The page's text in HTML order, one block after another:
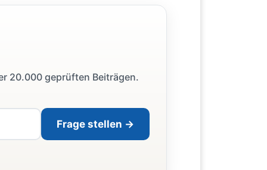
20.000 geprüften Beiträgen.
Frage stellen →